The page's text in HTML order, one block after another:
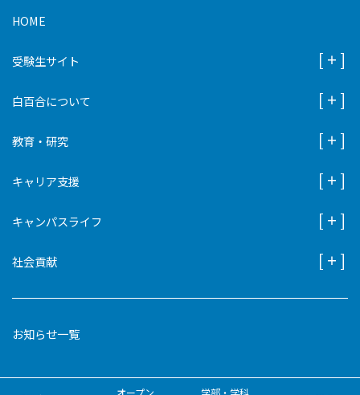
HOME
受験生サイト
白百合について
教育・研究
キャリア支援
キャンパスライフ
社会貢献
お知らせ一覧
オープン
学部・学科